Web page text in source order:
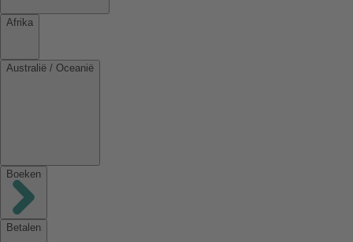
Afrika
Australië / Oceanië
Boeken
Betalen